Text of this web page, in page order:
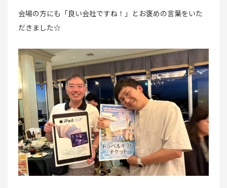
会場の方にも「良い会社ですね！」とお褒めの言葉をいた
だきました☆